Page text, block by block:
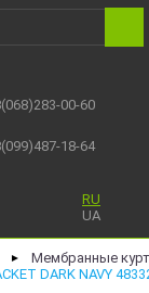
00-60
18-64
RU
UA
►
Мембранные
DARK NAVY